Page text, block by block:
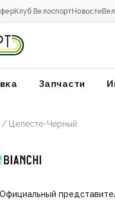
Клуб Велоспорт Новости
Запчасти
/ Целесте-Черный
Официальный